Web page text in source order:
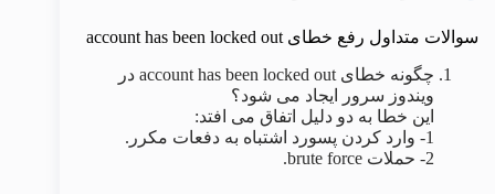
سوالات متداول رفع خطای account has been locked out
چگونه خطای account has been locked out در
ویندوز سرور ایجاد می شود؟
این خطا به دو دلیل اتفاق می افتد:
1- وارد کردن پسورد اشتباه به دفعات مکرر.
2- حملات brute force.